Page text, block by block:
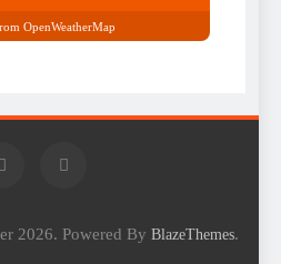
OpenWeatherMap
2026. Powered By BlazeThemes.